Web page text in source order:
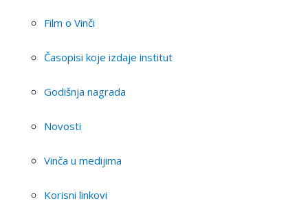
Film o Vinči
Časopisi koje izdaje institut
Godišnja nagrada
Novosti
Vinča u medijima
Korisni linkovi